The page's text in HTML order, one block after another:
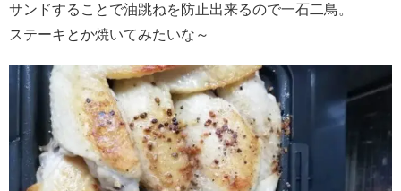
サンドすることで油跳ねを防止出来るので一石二鳥。
ステーキとか焼いてみたいな～